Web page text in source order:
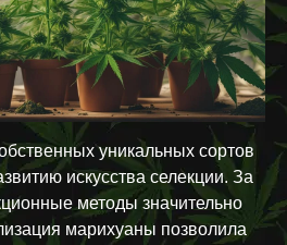
уникальных сортов
искусства селекции. За
методы значительно
марихуаны позволила